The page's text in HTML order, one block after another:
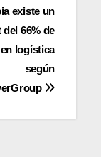
existe un
del 66% de
logística
según